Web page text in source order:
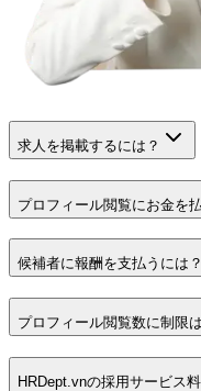
求人を掲載するには？
プロフィール閲覧にお金を
候補者に報酬を支払うには？
プロフィール閲覧数に制限
HRDept.vnの採用サービス